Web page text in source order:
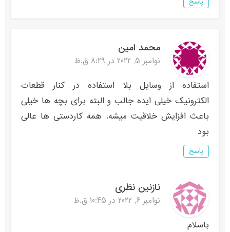
محمد امین
نوامبر 5, 2022 در 8:29 ق.ظ
استفاده از وسایل بلا استفاده در کنار قطعات
الکترونیک خیلی ایده جالب و البته برای بچه ها خیلی
باعث افزایش خلاقیت میشه. همه کاردستی ها عالی
بود
پاسخ
نازنین نظری
نوامبر 6, 2022 در 10:45 ق.ظ
باسلام